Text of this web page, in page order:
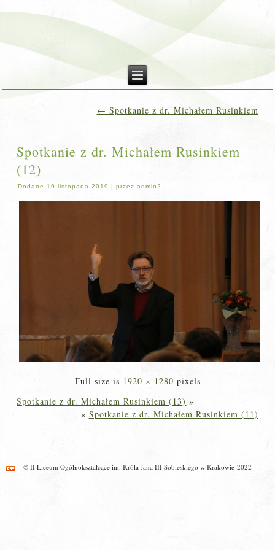
← Spotkanie z dr. Michałem Rusinkiem
Spotkanie z dr. Michałem Rusinkiem
(12)
Dodane 19 listopada 2019 |przez admin2
Full size is 1920 × 1280 pixels
Spotkanie z dr. Michałem Rusinkiem (13) »
« Spotkanie z dr. Michałem Rusinkiem (11)
© II Liceum Ogólnokształcące im. Króla Jana III Sobieskiego w Krakowie 2022